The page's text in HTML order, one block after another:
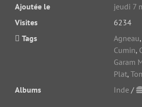
Ajoutée le
jeudi 7
Visites
6234
Tags
Agneau,
Cumin,
Garam
Plat,
Albums
Inde /